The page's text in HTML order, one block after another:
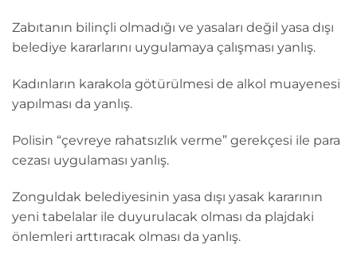
Zabıtanın bilinçli olmadığı ve yasaları değil yasa dışı
belediye kararlarını uygulamaya çalışması yanlış.
Kadınların karakola götürülmesi de alkol muayenesi
yapılması da yanlış.
Polisin “çevreye rahatsızlık verme” gerekçesi ile para
cezası uygulaması yanlış.
Zonguldak belediyesinin yasa dışı yasak kararının
yeni tabelalar ile duyurulacak olması da plajdaki
önlemleri arttıracak olması da yanlış.